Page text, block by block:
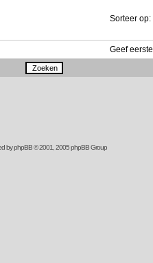
Sorteer op:
Geef eerste
byphpBB© 2001, 2005 phpBB Group